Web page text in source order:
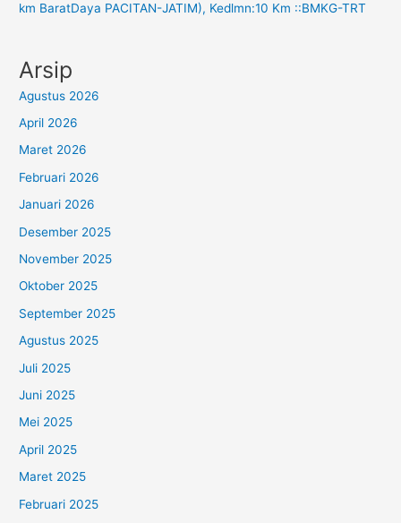
km BaratDaya PACITAN-JATIM), Kedlmn:10 Km ::BMKG-TRT
Arsip
Agustus 2026
April 2026
Maret 2026
Februari 2026
Januari 2026
Desember 2025
November 2025
Oktober 2025
September 2025
Agustus 2025
Juli 2025
Juni 2025
Mei 2025
April 2025
Maret 2025
Februari 2025